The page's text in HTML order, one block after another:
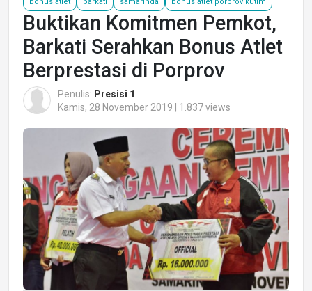
Buktikan Komitmen Pemkot,
Barkati Serahkan Bonus Atlet
Berprestasi di Porprov
Penulis: Presisi 1
Kamis, 28 November 2019 | 1.837 views